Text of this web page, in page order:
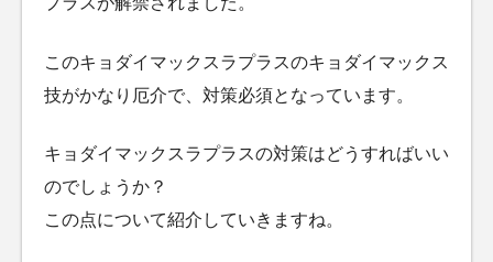
このキョダイマックスラプラスのキョダイマックス
技がかなり厄介で、対策必須となっています。
キョダイマックスラプラスの対策はどうすればいい
のでしょうか？
この点について紹介していきますね。